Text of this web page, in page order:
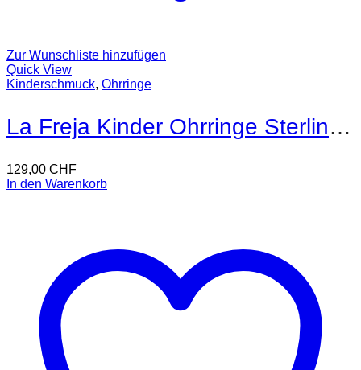
Zur Wunschliste hinzufügen
Quick View
Kinderschmuck, Ohrringe
La Freja Kinder Ohrringe Sterling Silber
129,00 CHF
In den Warenkorb